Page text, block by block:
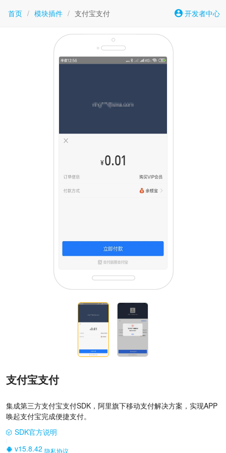
首页 / 模块插件 / 支付宝支付 开发者中心
支付宝支付
集成第三方支付宝支付SDK，阿里旗下移动支付解决方案，实现APP
唤起支付宝完成便捷支付。
SDK官方说明
v15.8.42 隐私协议